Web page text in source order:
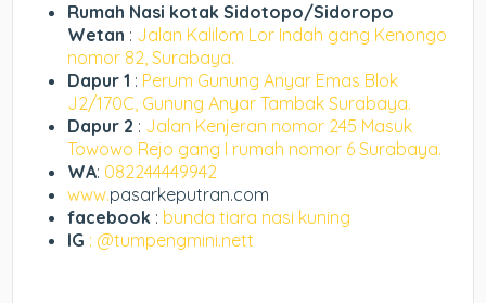
Rumah Nasi kotak Sidotopo/Sidoropo
Wetan : Jalan Kalilom Lor Indah gang Kenongo
nomor 82, Surabaya.
Dapur 1 : Perum Gunung Anyar Emas Blok
J2/170C, Gunung Anyar Tambak Surabaya.
Dapur 2 : Jalan Kenjeran nomor 245 Masuk
Towowo Rejo gang I rumah nomor 6 Surabaya.
WA: 082244449942
www.pasarkeputran.com
facebook : bunda tiara nasi kuning
IG : @tumpengmini.nett